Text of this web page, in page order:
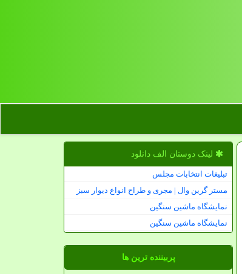
لینک دوستان الف دانلود
تبلیغات انتخابات مجلس
مستر گرین وال | مجری و طراح انواع دیوار سبز
نمایشگاه ماشین سنگین
نمایشگاه ماشین سنگین
پربیننده ترین ها